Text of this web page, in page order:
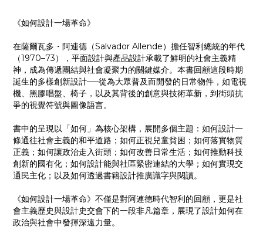
《如何設計一場革命》
在薩爾瓦多・阿連德（Salvador Allende）擔任智利總統的年代
（1970–73），平面設計與產品設計承載了鮮明的社會主義精
神，成為傳遞團結與社會凝聚力的關鍵媒介。本書回顧這段時期
誕生的多樣創新設計──從為大眾普及而開發的日常物件，如電視
機、黑膠唱盤、椅子，以及其背後的創意與技術革新，到街頭抗
爭的視覺符號與圖像語言。
書中的呈現以「如何」為核心架構，展開多個主題：如何設計一
條通往社會主義的和平道路；如何正視兒童貧困；如何落實物質
正義；如何讓政治走入街頭；如何改善日常生活；如何推動科技
創新的國有化；如何設計能與社區緊密連結的大學；如何實現交
通民主化；以及如何透過書籍設計推廣識字與閱讀。
《如何設計一場革命》不僅是對阿連德時代智利的回顧，更是社
會主義歷史與設計史交會下的一段非凡篇章，展現了設計如何在
政治與社會中發揮深遠力量。